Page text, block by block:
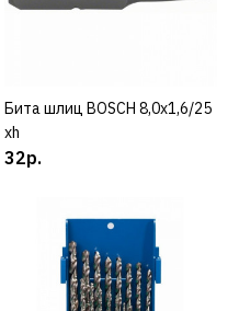
194р.
ДОБАВИТЬ К СРАВНЕНИЮ
Бита BOSCH ph 2/ 25 xh
КУПИТЬ
Бита шлиц BOSCH 8,0х1,6/25
xh
32р.